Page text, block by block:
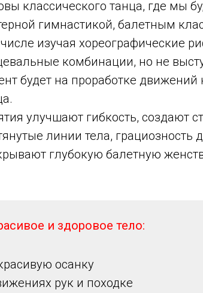
классического танца, где мы
гимнастикой, балетным
изучая хореографические
комбинации, но не
будет на проработке движений
улучшают гибкость, создают
линии тела, грациозность
глубокую балетную
и здоровое тело:
осанку
рук и походке